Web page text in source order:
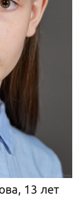
13 лет